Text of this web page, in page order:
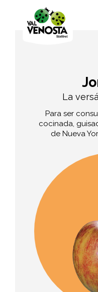
La
Para ser
cocinada,
de Nueva